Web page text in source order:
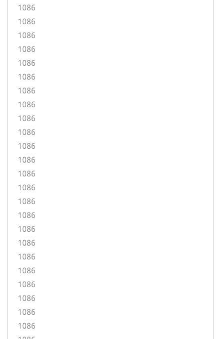
1086
1086
1086
1086
1086
1086
1086
1086
1086
1086
1086
1086
1086
1086
1086
1086
1086
1086
1086
1086
1086
1086
1086
1086